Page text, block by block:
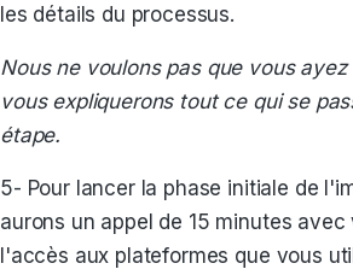
les détails du processus.
Nous ne voulons pas que vous
vous expliquerons tout ce qui se
étape.
5- Pour lancer la phase initiale de
aurons un appel de 15 minutes
l'accès aux plateformes que vous